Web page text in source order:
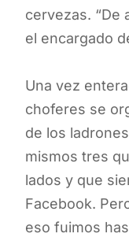
cervezas. “De
el encargado
Una vez
choferes se
de los
mismos tres
lados y que
Facebook.
eso fuimos